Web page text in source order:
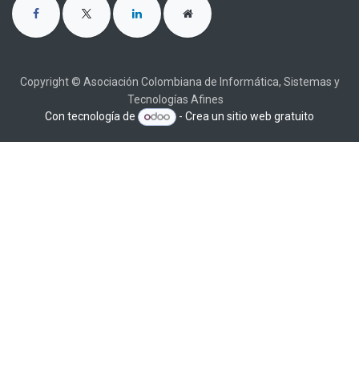
Copyright © Asociación Colombiana de Informática, Sistemas y
Tecnologías Afines
Con tecnología de
- Crea unsitio web gratuito